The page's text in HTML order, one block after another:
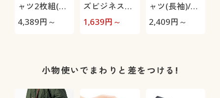
ャツ2枚組(長
袖)/出張・洗
4,389円～
ズビジネス白
Yシャツ(長
1,639円～
ャツ(長袖)/出
張・洗い替え
2,409円～
小物使いでまわりと差をつける!